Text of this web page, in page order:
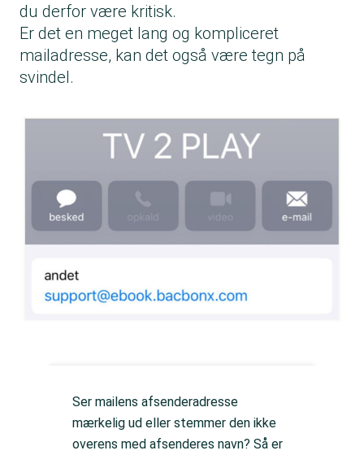
du derfor være kritisk.
Er det en meget lang og kompliceret
mailadresse, kan det også være tegn på
svindel.
Ser mailens afsenderadresse
mærkelig ud eller stemmer den ikke
overens med afsenderes navn? Så er